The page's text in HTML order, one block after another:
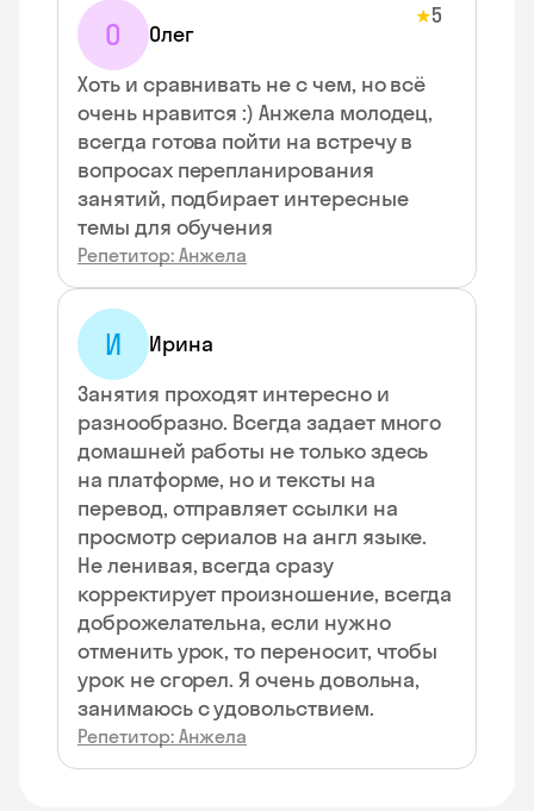
О Олег
★5
Хоть и сравнивать не с чем, но всё
очень нравится :) Анжела молодец,
всегда готова пойти на встречу в
вопросах перепланирования
занятий, подбирает интересные
темы для обучения
Репетитор: Анжела
И
Ирина
Занятия проходят интересно и
разнообразно. Всегда задает много
домашней работы не только здесь
на платформе, но и тексты на
перевод, отправляет ссылки на
просмотр сериалов на англ языке.
Не ленивая, всегда сразу
корректирует произношение, всегда
доброжелательна, если нужно
отменить урок, то переносит, чтобы
урок не сгорел. Я очень довольна,
занимаюсь с удовольствием.
Репетитор: Анжела